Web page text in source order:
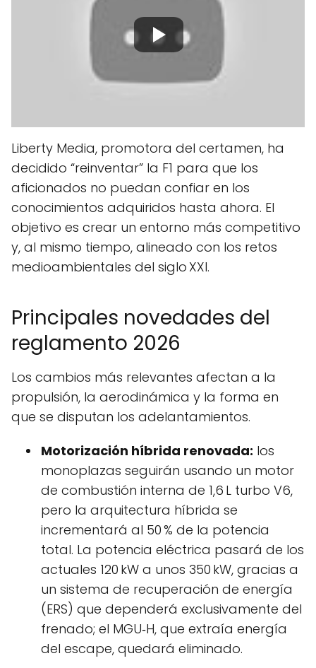
Liberty Media, promotora del certamen, ha
decidido “reinventar” la F1 para que los
aficionados no puedan confiar en los
conocimientos adquiridos hasta ahora. El
objetivo es crear un entorno más competitivo
y, al mismo tiempo, alineado con los retos
medioambientales del siglo XXI.
Principales novedades del
reglamento 2026
Los cambios más relevantes afectan a la
propulsión, la aerodinámica y la forma en
que se disputan los adelantamientos.
Motorización híbrida renovada: los
monoplazas seguirán usando un motor
de combustión interna de 1,6 L turbo V6,
pero la arquitectura híbrida se
incrementará al 50 % de la potencia
total. La potencia eléctrica pasará de los
actuales 120 kW a unos 350 kW, gracias a
un sistema de recuperación de energía
(ERS) que dependerá exclusivamente del
frenado; el MGU‑H, que extraía energía
del escape, quedará eliminado.